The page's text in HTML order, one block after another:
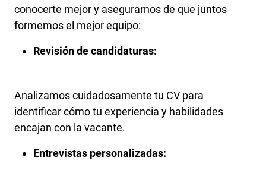
conocerte mejor y asegurarnos de que juntos
formemos el mejor equipo:
Revisión de candidaturas:
Analizamos cuidadosamente tu CV para
identificar cómo tu experiencia y habilidades
encajan con la vacante.
Entrevistas personalizadas: